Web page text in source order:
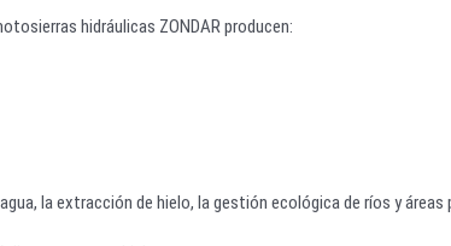
hidráulicas ZONDAR producen:
la extracción de hielo, la gestión ecológica de ríos y áreas